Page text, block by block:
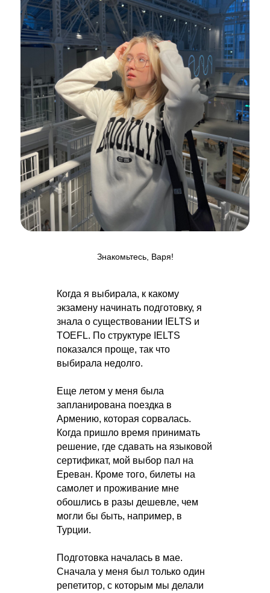
Знакомьтесь, Варя!
Когда я выбирала, к какому
экзамену начинать подготовку, я
знала о существовании IELTS и
TOEFL. По структуре IELTS
показался проще, так что
выбирала недолго.
Еще летом у меня была
запланирована поездка в
Армению, которая сорвалась.
Когда пришло время принимать
решение, где сдавать на языковой
сертификат, мой выбор пал на
Ереван. Кроме того, билеты на
самолет и проживание мне
обошлись в разы дешевле, чем
могли бы быть, например, в
Турции.
Подготовка началась в мае.
Сначала у меня был только один
репетитор, с которым мы делали